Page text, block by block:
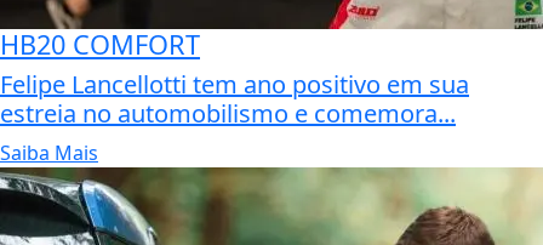
HB20 COMFORT
Felipe Lancellotti tem ano positivo em sua
estreia no automobilismo e comemora...
Saiba Mais